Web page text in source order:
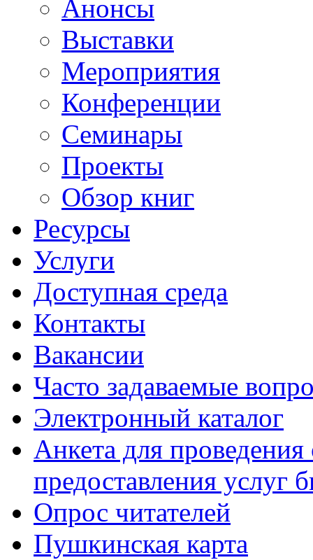
Анонсы
Выставки
Мероприятия
Конференции
Семинары
Проекты
Обзор книг
Ресурсы
Услуги
Доступная среда
Контакты
Вакансии
Часто задаваемые
Электронный каталог
Анкета для проведения
предоставления услуг
Опрос читателей
Пушкинская карта